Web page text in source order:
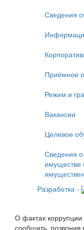
Сведения
Приёмное
Режим и
Вакансии
Целевое
Сведения
имуществе
Разработка -
О фактах
сообщить,